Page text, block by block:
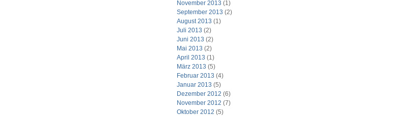
November 2013 (1)
September 2013 (2)
August 2013 (1)
Juli 2013 (2)
Juni 2013 (2)
Mai 2013 (2)
April 2013 (1)
März 2013 (5)
Februar 2013 (4)
Januar 2013 (5)
Dezember 2012 (6)
November 2012 (7)
Oktober 2012 (5)